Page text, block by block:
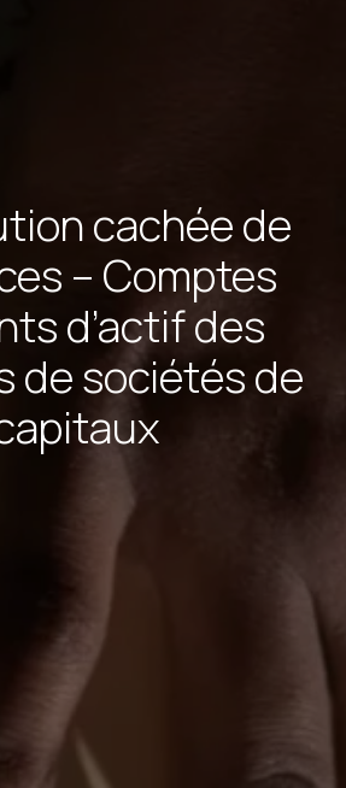
cachée de
– Comptes
d’actif des
de sociétés de